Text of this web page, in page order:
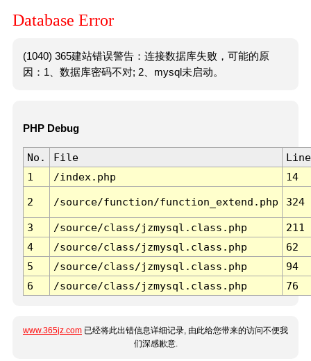
Database Error
(1040) 365建站错误警告：连接数据库失败，可能的原
因：1、数据库密码不对; 2、mysql未启动。
PHP Debug
No. File
Line
1
/index.php 14
2 /source/function/function_extend.php 324
3 /source/class/jzmysql.class.php
211
4
/source/class/jzmysql.class.php
62
5
/source/class/jzmysql.class.php
94
6
/source/class/jzmysql.class.php 76
www.365jz.com 已经将此出错信息详细记录, 由此给您带来的访问不便我
们深感歉意.